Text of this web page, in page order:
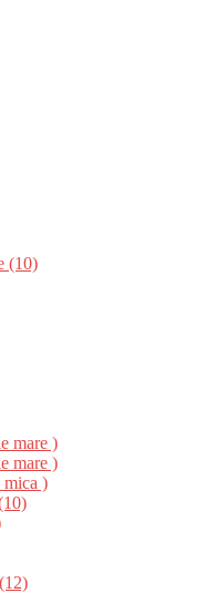
(10)
mare )
mare )
mica )